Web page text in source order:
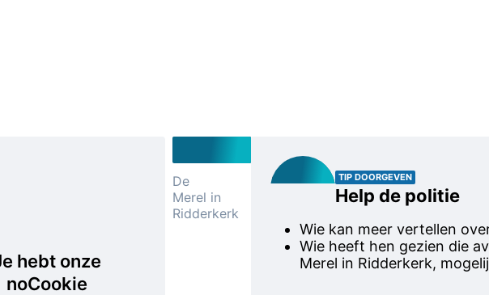
hebt onze
noCookie
kwartier
De
Merel in
Ridderkerk
TIP DOORGEVEN
Help de politie
Wie kan meer vertellen
Wie heeft hen gezien die
Merel in Ridderkerk,